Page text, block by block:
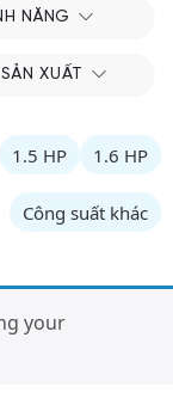
NĂNG
XUẤT
1.5 HP 1.6 HP
Công suất khác
your